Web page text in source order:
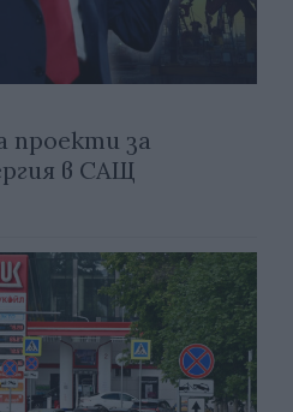
проекти за
в САЩ